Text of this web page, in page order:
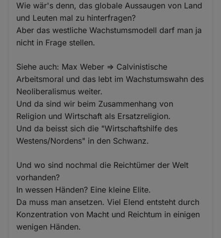
Wie wär's denn, das globale Aussaugen von Land
und Leuten mal zu hinterfragen?
Aber das westliche Wachstumsmodell darf man ja
nicht in Frage stellen.
Siehe auch: Max Weber => Calvinistische
Arbeitsmoral und das lebt im Wachstumswahn des
Neoliberalismus weiter.
Und da sind wir beim Zusammenhang von
Religion und Wirtschaft als Ersatzreligion.
Und da beisst sich die "Wirtschaftshilfe des
Westens/Nordens" in den Schwanz.
Und wo sind nochmal die Reichtümer der Welt
vorhanden?
In wessen Händen? Eine kleine Elite.
Da muss man ansetzen. Viel Elend entsteht durch
Konzentration von Macht und Reichtum in einigen
wenigen Händen.